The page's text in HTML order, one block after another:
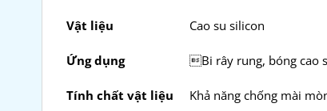
Vật liệu Cao su silicon
Ứng dụng Bi rây rung, bóng cao
Tính chất vật liệu Khả năng chống mài